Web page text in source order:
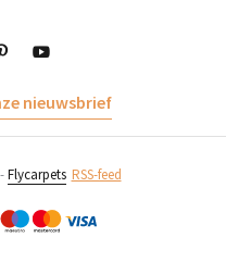
nieuwsbrief
Flycarpets RSS-feed